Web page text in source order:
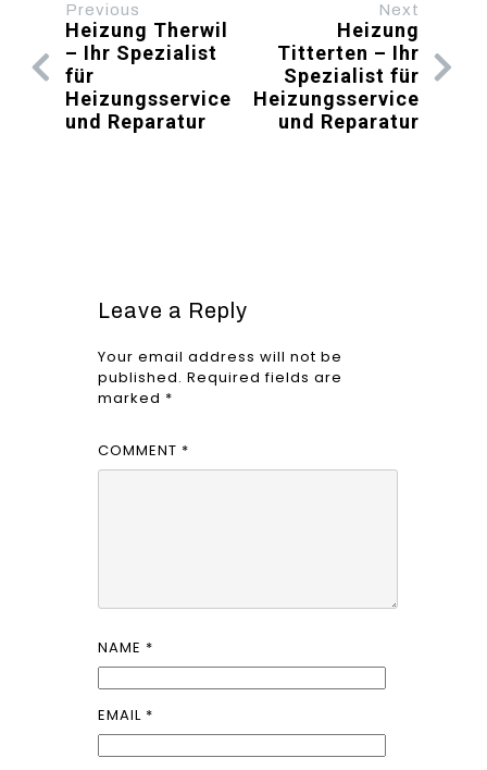
Previous
Heizung Therwil
– Ihr Spezialist
für
Heizungsservice
und Reparatur
Next
Heizung
Titterten – Ihr
Spezialist für
Heizungsservice
und Reparatur
Leave a Reply
Your email address will not be
published. Required fields are
marked *
COMMENT *
NAME *
EMAIL *